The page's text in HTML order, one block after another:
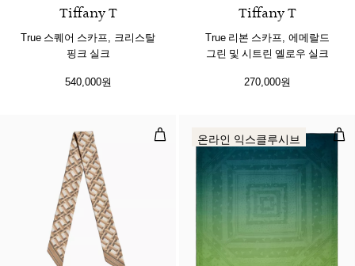
Tiffany T
True 스퀘어 스카프, 크리스탈
핑크 실크
540,000원
Tiffany T
True 리본 스카프, 에메랄드
그린 및 시트린 옐로우 실크
270,000원
True 리본 스카프, 카멜 브라운 실크
댄
온라인 익스클루시브